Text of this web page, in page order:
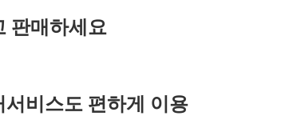
판매하세요
비스도 편하게 이용